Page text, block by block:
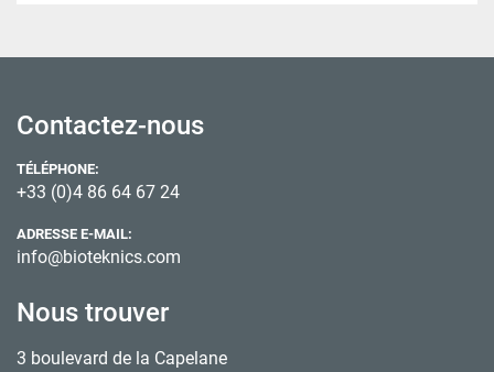
Contactez-nous
TÉLÉPHONE:
+33 (0)4 86 64 67 24
ADRESSE E-MAIL:
info@bioteknics.com
Nous trouver
3 boulevard de la Capelane